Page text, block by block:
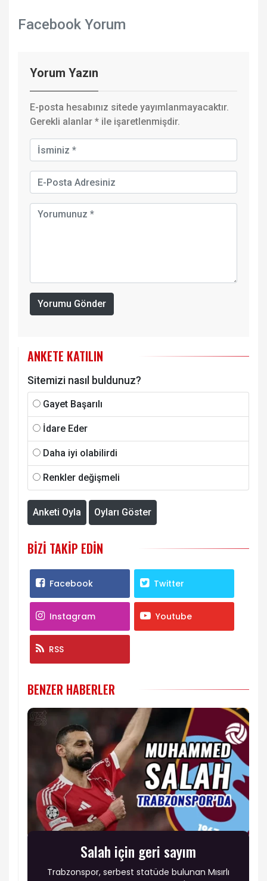
Facebook Yorum
Yorum Yazın
E-posta hesabınız sitede yayımlanmayacaktır.
Gerekli alanlar * ile işaretlenmişdir.
Yorumu Gönder
ANKETE KATILIN
Sitemizi nasıl buldunuz?
Gayet Başarılı
İdare Eder
Daha iyi olabilirdi
Renkler değişmeli
Anketi Oyla Oyları Göster
BIZI TAKIP EDIN
Facebook Twitter
Instagram Youtube
RSS
BENZER HABERLER
Salah için geri sayım
Trabzonspor, serbest statüde bulunan Mısırlı